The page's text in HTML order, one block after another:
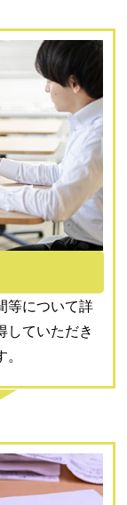
等について詳
していただき